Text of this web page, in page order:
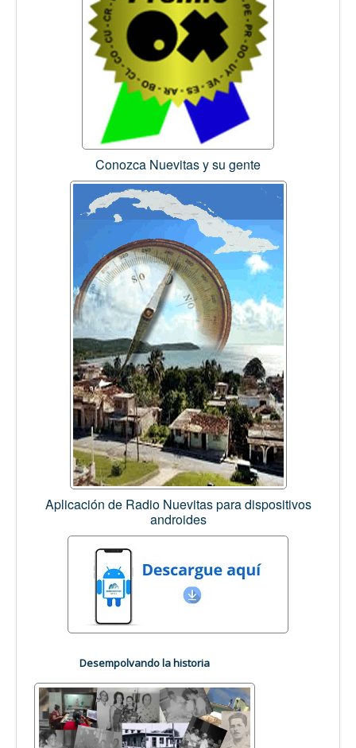
Conozca Nuevitas y su gente
Aplicación de Radio Nuevitas para dispositivos
androides
Desempolvando la historia